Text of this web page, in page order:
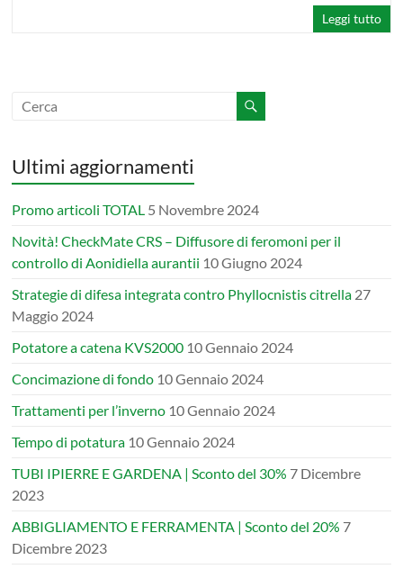
Leggi tutto
Ultimi aggiornamenti
Promo articoli TOTAL 5 Novembre 2024
Novità! CheckMate CRS – Diffusore di feromoni per il
controllo di Aonidiella aurantii 10 Giugno 2024
Strategie di difesa integrata contro Phyllocnistis citrella 27
Maggio 2024
Potatore a catena KVS2000 10 Gennaio 2024
Concimazione di fondo 10 Gennaio 2024
Trattamenti per l’inverno 10 Gennaio 2024
Tempo di potatura 10 Gennaio 2024
TUBI IPIERRE E GARDENA | Sconto del 30% 7 Dicembre
2023
ABBIGLIAMENTO E FERRAMENTA | Sconto del 20% 7
Dicembre 2023